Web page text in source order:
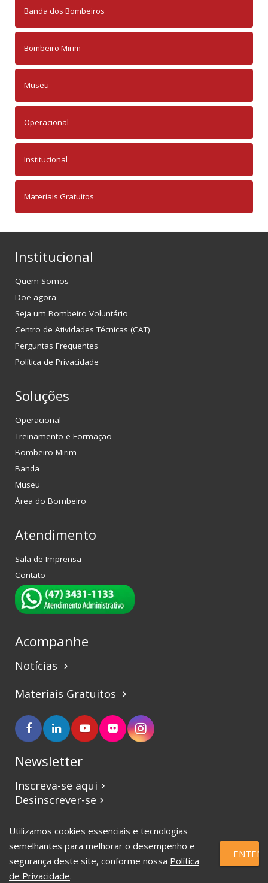
Banda dos Bombeiros
Bombeiro Mirim
Museu
Operacional
Institucional
Materiais Gratuitos
Institucional
Quem Somos
Doe agora
Seja um Bombeiro Voluntário
Centro de Atividades Técnicas (CAT)
Perguntas Frequentes
Política de Privacidade
Soluções
Operacional
Treinamento e Formação
Bombeiro Mirim
Banda
Museu
Área do Bombeiro
Atendimento
Sala de Imprensa
Contato
Acompanhe
Notícias keyboard_arrow_right
Materiais Gratuitos keyboard_arrow_right
Newsletter
Inscreva-se aqui keyboard_arrow_right
Desinscrever-se keyboard_arrow_right
©2017 CBVJ. Todos os direitos reservados.
Utilizamos cookies essenciais e tecnologias
semelhantes para melhorar o desempenho e
segurança deste site, conforme nossa Política
de Privacidade.